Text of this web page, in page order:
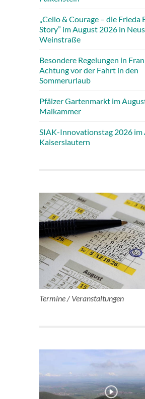
„Cello & Courage – die Frieda
Story” im August 2026 in
Weinstraße
Besondere Regelungen in
Achtung vor der Fahrt in den
Sommerurlaub
Pfälzer Gartenmarkt im
Maikammer
SIAK-Innovationstag 2026 im
Kaiserslautern
Termine / Veranstaltungen